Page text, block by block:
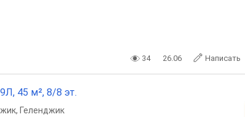
34 26.06 Написать
45 м², 8/8 эт.
, Геленджик